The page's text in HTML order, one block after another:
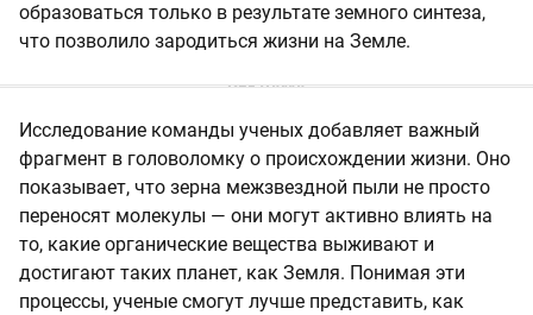
образоваться только в результате земного синтеза,
что позволило зародиться жизни на Земле.
Исследование команды ученых добавляет важный
фрагмент в головоломку о происхождении жизни. Оно
показывает, что зерна межзвездной пыли не просто
переносят молекулы — они могут активно влиять на
то, какие органические вещества выживают и
достигают таких планет, как Земля. Понимая эти
процессы, ученые смогут лучше представить, как